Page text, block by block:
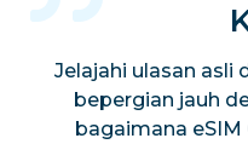
Jelajahi ulasan asli
bepergian jauh
bagaimana